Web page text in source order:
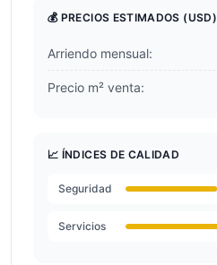
💰 PRECIOS ESTIMADOS (USD)
Arriendo mensual:
Precio m² venta:
📈 ÍNDICES DE CALIDAD
Seguridad
Servicios